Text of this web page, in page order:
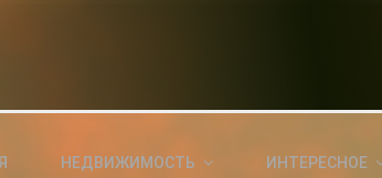
пароль?
НЕДВИЖИМОСТЬ ИНТЕРЕСНОЕ